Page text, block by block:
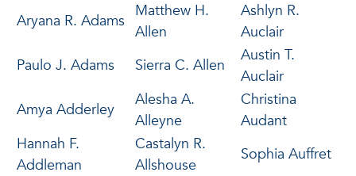
Aryana R. Adams
Matthew H.
Allen
Ashlyn R.
Auclair
Paulo J. Adams
Sierra C. Allen
Austin T.
Auclair
Amya Adderley
Alesha A.
Alleyne
Christina
Audant
Hannah F.
Addleman
Castalyn R.
Allshouse
Sophia Auffret